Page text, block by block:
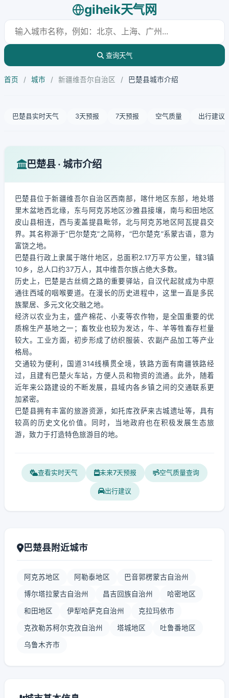
giheik天气网
查询天气
首页 / 城市 / 新疆维吾尔自治区 / 巴楚县城市介绍
巴楚县实时天气 3天预报 7天预报 空气质量 出行建议
巴楚县 · 城市介绍
巴楚县位于新疆维吾尔自治区西南部，喀什地区东部，地处塔
里木盆地西北缘，东与阿克苏地区沙雅县接壤，南与和田地区
皮山县相连，西与麦盖提县毗邻，北与阿克苏地区阿瓦提县交
界。其名称源于“巴尔楚克”之简称，“巴尔楚克”系蒙古语，意为
富饶之地。
巴楚县行政上隶属于喀什地区，总面积2.17万平方公里，辖3镇
10乡，总人口约37万人，其中维吾尔族占绝大多数。
历史上，巴楚是古丝绸之路的重要驿站，自汉代起就成为中原
通往西域的咽喉要道。在漫长的历史进程中，这里一直是多民
族聚居、多元文化交融之地。
经济以农业为主，盛产棉花、小麦等农作物，是全国重要的优
质棉生产基地之一；畜牧业也较为发达，牛、羊等牲畜存栏量
较大。工业方面，初步形成了纺织服装、农副产品加工等产业
格局。
交通较为便利，国道314线横贯全境，铁路方面有南疆铁路经
过，且建有巴楚火车站，方便人员和物资的流通。此外，随着
近年来公路建设的不断发展，县域内各乡镇之间的交通联系更
加紧密。
巴楚县拥有丰富的旅游资源，如托库孜萨来古城遗址等，具有
较高的历史文化价值。同时，当地政府也在积极发展生态旅
游，致力于打造特色旅游目的地。
查看实时天气 未来7天预报 空气质量查询
出行建议
巴楚县附近城市
阿克苏地区 阿勒泰地区 巴音郭楞蒙古自治州
博尔塔拉蒙古自治州 昌吉回族自治州 哈密地区
和田地区 伊犁哈萨克自治州 克拉玛依市
克孜勒苏柯尔克孜自治州 塔城地区 吐鲁番地区
乌鲁木齐市